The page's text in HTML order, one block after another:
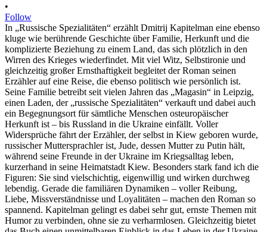
•
Follow
In „Russische Spezialitäten“ erzählt Dmitrij Kapitelman eine ebenso
kluge wie berührende Geschichte über Familie, Herkunft und die
komplizierte Beziehung zu einem Land, das sich plötzlich in den
Wirren des Krieges wiederfindet. Mit viel Witz, Selbstironie und
gleichzeitig großer Ernsthaftigkeit begleitet der Roman seinen
Erzähler auf eine Reise, die ebenso politisch wie persönlich ist.
Seine Familie betreibt seit vielen Jahren das „Magasin“ in Leipzig,
einen Laden, der „russische Spezialitäten“ verkauft und dabei auch
ein Begegnungsort für sämtliche Menschen osteuropäischer
Herkunft ist – bis Russland in die Ukraine einfällt. Voller
Widersprüche fährt der Erzähler, der selbst in Kiew geboren wurde,
russischer Muttersprachler ist, Jude, dessen Mutter zu Putin hält,
während seine Freunde in der Ukraine im Kriegsalltag leben,
kurzerhand in seine Heimatstadt Kiew. Besonders stark fand ich die
Figuren: Sie sind vielschichtig, eigenwillig und wirken durchweg
lebendig. Gerade die familiären Dynamiken – voller Reibung,
Liebe, Missverständnisse und Loyalitäten – machen den Roman so
spannend. Kapitelman gelingt es dabei sehr gut, ernste Themen mit
Humor zu verbinden, ohne sie zu verharmlosen. Gleichzeitig bietet